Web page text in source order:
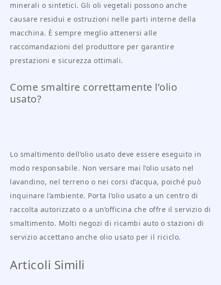
minerali o sintetici. Gli oli vegetali possono anche
causare residui e ostruzioni nelle parti interne della
macchina. È sempre meglio attenersi alle
raccomandazioni del produttore per garantire
prestazioni e sicurezza ottimali.
Come smaltire correttamente l’olio
usato?
Lo smaltimento dell’olio usato deve essere eseguito in
modo responsabile. Non versare mai l’olio usato nel
lavandino, nel terreno o nei corsi d’acqua, poiché può
inquinare l’ambiente. Porta l’olio usato a un centro di
raccolta autorizzato o a un’officina che offre il servizio di
smaltimento. Molti negozi di ricambi auto o stazioni di
servizio accettano anche olio usato per il riciclo.
Articoli Simili